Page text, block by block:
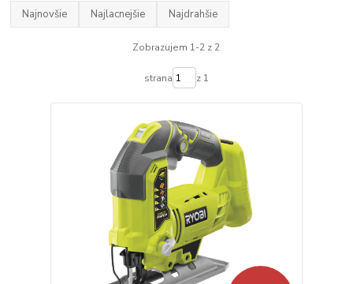
Najnovšie Najlacnejšie Najdrahšie
Zobrazujem 1-2 z 2
strana z 1